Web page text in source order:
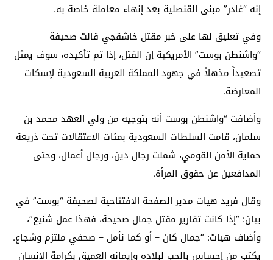
إنه “غادر” مبنى القنصلية بعد إنهاء معاملة خاصة به.
وفي تعليق لها على خبر مقتل خاشقجي قالت صحيفة
“واشنطن بوست” الأمريكية إن القتل، إذا تم تأكيده، سوف يمثل
تصعيداً مذهلاً في جهود المملكة العربية السعودية لإسكات
المعارضة.
وأضافت “واشنطن بوست أنه بتوجيه من ولي العهد محمد بن
سلمان، قامت السلطات السعودية بمئات الاعتقالات تحت ذريعة
حماية الأمن القومي، شملت رجال دين، ورجال أعمال، وحتى
المدافعين عن حقوق المرأة.
وقال فريد هيات مدير الصفحة الافتتاحية لصحيفة “بوست” في
بيان: “إذا كانت تقارير مقتل جمال صحيحة، فهذا عمل شنيع”،
وأضاف هيات: “جمال كان – أو كما نأمل – صحفي ملتزم وشجاع.
يكتب من إحساس بالحب لبلاده وإيمانه العميق بكرامة الإنسان